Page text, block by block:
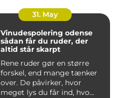
31. May
Vinudespolering odense
sådan får du ruder, der
altid står skarpt
Rene ruder gør en større
forskel, end mange tænker
over. De påvirker, hvor
meget lys du får ind, hvo...